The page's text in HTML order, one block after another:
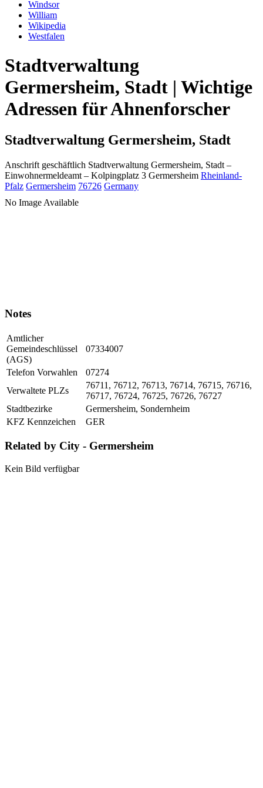
Windsor
William
Wikipedia
Westfalen
Stadtverwaltung
Germersheim, Stadt | Wichtige
Adressen für Ahnenforscher
Stadtverwaltung Germersheim, Stadt
Anschrift geschäftlich Stadtverwaltung Germersheim, Stadt –
Einwohnermeldeamt – Kolpingplatz 3 Germersheim Rheinland-
Pfalz Germersheim 76726 Germany
No Image Available
Notes
Amtlicher
Gemeindeschlüssel
(AGS)
07334007
Telefon Vorwahlen
07274
Verwaltete PLZs
76711, 76712, 76713, 76714, 76715, 76716,
76717, 76724, 76725, 76726, 76727
Stadtbezirke
Germersheim, Sondernheim
KFZ Kennzeichen
GER
Related by City - Germersheim
Kein Bild verfügbar